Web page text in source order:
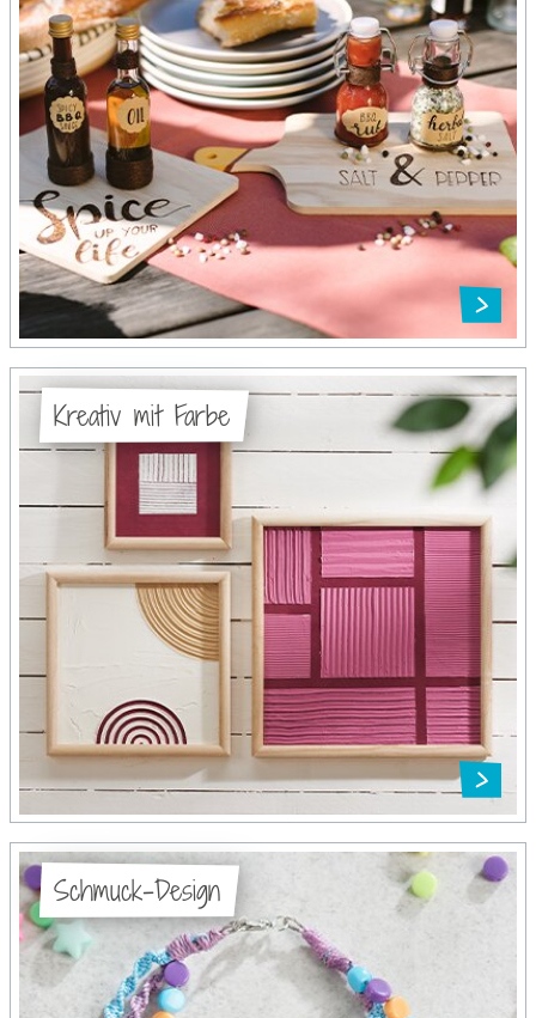
Kreativ mit Farbe
Schmuck-Design